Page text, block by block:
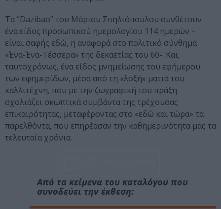
Τα “Dazibao” του Μάριου Σπηλιόπουλου συνθέτουν
ένα είδος προσωπικού ημερολογίου 114 ημερών –
είναι σαφής εδώ, η αναφορά στο πολιτικό σύνθημα
«Ένα-Ένα-Τέσσερα» της δεκαετίας του 60-. Και,
ταυτοχρόνως, ένα είδος μνημείωσης του εφήμερου
των εφημερίδων, μέσα από τη «λοξή» ματιά του
καλλιτέχνη, που με την ζωγραφική του πράξη
σχολιάζει σκωπτικά συμβάντα της τρέχουσας
επικαιρότητας, μεταφέροντας στο «εδώ και τώρα» τα
παρελθόντα, που επηρέασαν την καθημερινότητα μας τα
τελευταία χρόνια.
Από τα κείμενα του καταλόγου που
συνοδεύει την έκθεση: